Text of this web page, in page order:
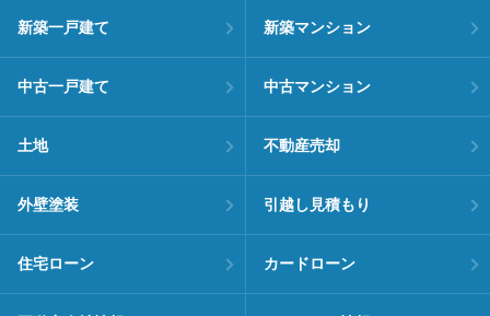
新築一戸建て 新築マンション
中古一戸建て 中古マンション
土地 不動産売却
外壁塗装 引越し見積もり
住宅ローン カードローン